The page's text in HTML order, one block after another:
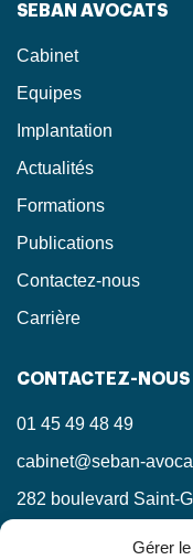
Gérer
SEBAN AVOCATS
Cabinet
Equipes
Implantation
Actualités
Formations
Publications
Contactez-nous
Carrière
CONTACTEZ-NOUS
01 45 49 48 49
cabinet@seban-
282 boulevard Saint-